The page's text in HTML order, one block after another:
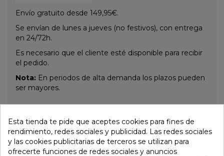
Envío gratuito desde 149,95€.
Se envían de lunes a jueves (no festivos), con entrega
en 24/72h.
Es necesario que el cliente esté disponible para recibir
el pedido.
Nota: En periodos de alta demanda los plazos pueden
ser mayores.
Otros productos de la misma
categoría:
Esta tienda te pide que aceptes cookies para fines de
rendimiento, redes sociales y publicidad. Las redes sociales
y las cookies publicitarias de terceros se utilizan para
ofrecerte funciones de redes sociales y anuncios